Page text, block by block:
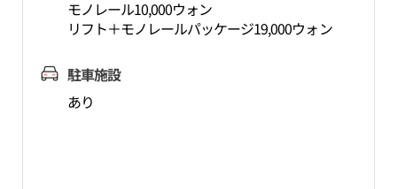
モノレール10,000ウォン
リフト＋モノレールパッケージ19,000ウォン
駐車施設
あり